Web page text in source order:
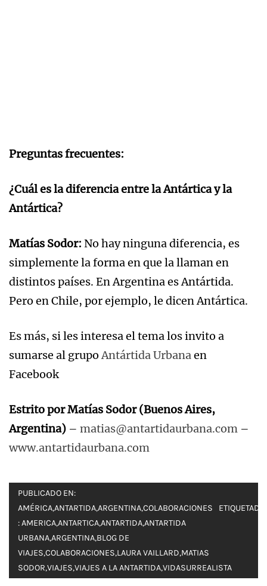
Preguntas frecuentes:
¿Cuál es la diferencia entre la Antártica y la
Antártica?
Matías Sodor: No hay ninguna diferencia, es
simplemente la forma en que la llaman en
distintos países. En Argentina es Antártida.
Pero en Chile, por ejemplo, le dicen Antártica.
Es más, si les interesa el tema los invito a
sumarse al grupoAntártida Urbanaen
Facebook
Estrito por Matías Sodor (Buenos Aires,
Argentina) – matias@antartidaurbana.com –
www.antartidaurbana.com
PUBLICADO EN:
AMÉRICA,ANTARTIDA,ARGENTINA,COLABORACIONES
ETIQUETADO
:AMERICA,ANTARTICA,ANTARTIDA,ANTARTIDA
URBANA,ARGENTINA,BLOG DE
VIAJES,COLABORACIONES,LAURA VAILLARD,MATIAS
SODOR,VIAJES,VIAJES A LA ANTARTIDA,VIDASURREALISTA